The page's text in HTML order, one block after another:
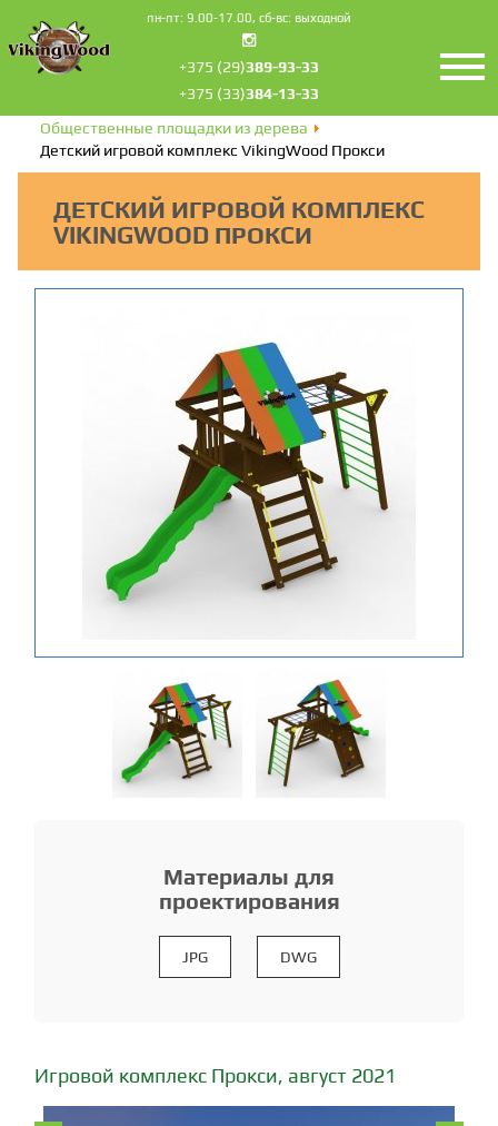
пн-пт: 9.00-17.00, сб-вс: выходной
+375 (29)389-93-33
+375 (33)384-13-33
Для детских площадок
Общественные площадки из дерева
Детский игровой комплекс VikingWood Прокси
ДЕТСКИЙ ИГРОВОЙ КОМПЛЕКС
VIKINGWOOD ПРОКСИ
Материалы для
проектирования
JPG DWG
Игровой комплекс Прокси, август 2021